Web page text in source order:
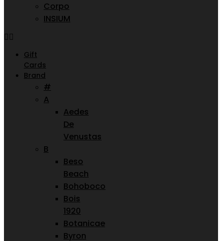
Corpo
INSIUM
Gift
Cards
Brand
#
A
Aedes
De
Venustas
B
Beso
Beach
Bohoboco
Bois
1920
Botanicae
Byron